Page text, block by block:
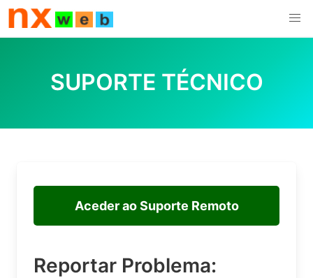
Skip
to
content
SUPORTE TÉCNICO
Aceder ao Suporte Remoto
Reportar Problema: